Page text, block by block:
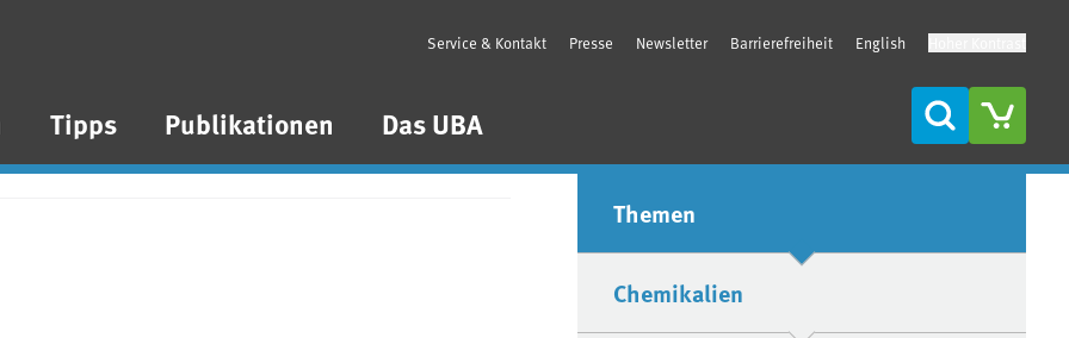
Tipps Publikationen Das UBA
Service & Kontakt Presse Newsletter Barrierefreiheit English
Suche
Seitenleiste
Themen
Chemikalien